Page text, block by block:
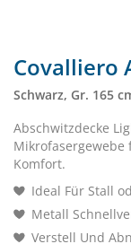
Covalliero
Schwarz, Gr. 165
Abschwitzdecke
Komfort.
Ideal Für Stall
Metall
Verstell Und